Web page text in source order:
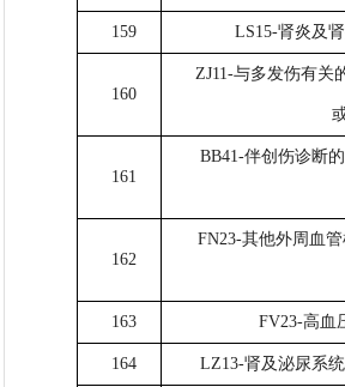
159 LS15-肾炎及
160
ZJ11-与多发伤有关
161
BB41-伴创伤诊断
162
FN23-其他外周血
163 FV23-高血
164 LZ13-肾及泌尿系